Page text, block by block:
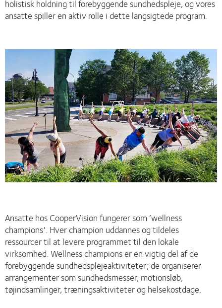
holistisk holdning til forebyggende sundhedspleje, og vores
ansatte spiller en aktiv rolle i dette langsigtede program.
Ansatte hos CooperVision fungerer som ’wellness
champions’. Hver champion uddannes og tildeles
ressourcer til at levere programmet til den lokale
virksomhed. Wellness champions er en vigtig del af de
forebyggende sundhedsplejeaktiviteter; de organiserer
arrangementer som sundhedsmesser, motionsløb,
tøjindsamlinger, træningsaktiviteter og helsekostdage.